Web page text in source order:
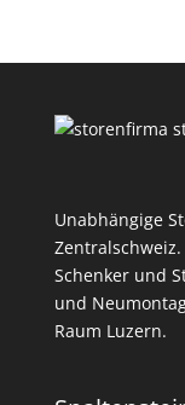
Unabhängige
Schenker und
und
Raum Luzern.